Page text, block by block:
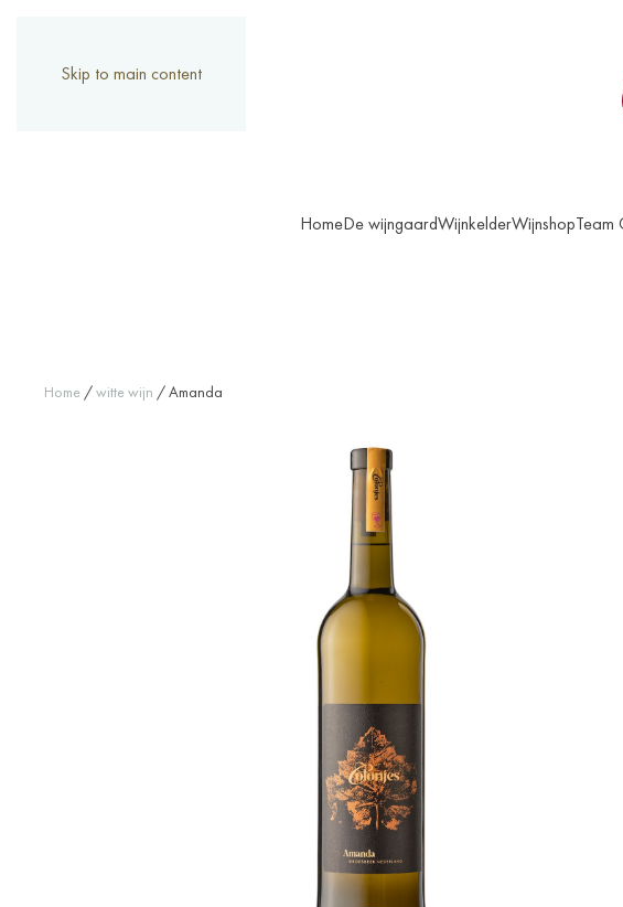
Skip to main content
HomeDe wijngaardWijnkelderWijnshopTeam
Home /witte wijn / Amanda